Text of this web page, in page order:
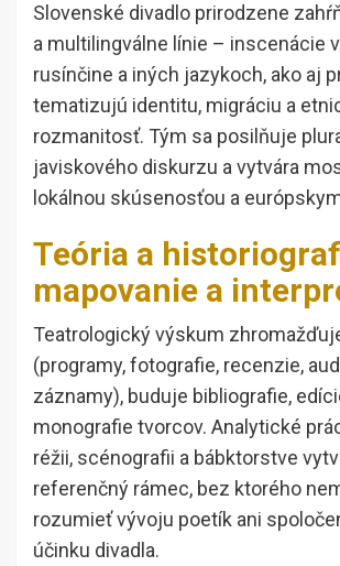
Slovenské divadlo prirodzene
a multilingválne línie – inscenácie
rusínčine a iných jazykoch, ako aj
tematizujú identitu, migráciu a
rozmanitosť. Tým sa posilňuje
javiskového diskurzu a vytvára
lokálnou skúsenosťou a
Teória a
mapovanie a
Teatrologický výskum
(programy, fotografie, recenzie,
záznamy), buduje bibliografie,
monografie tvorcov. Analytické
réžii, scénografii a bábktorstve
referenčný rámec, bez ktorého
rozumieť vývoju poetík ani
účinku divadla.